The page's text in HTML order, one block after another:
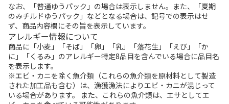
なお、「普通ゆうパック」の場合は表示しません。また、「夏期
のみチルドゆうパック」などとなる場合は、記号での表示はせ
ず、商品内容欄にその旨を表示しています。
アレルギー情報について
商品に「小麦」「そば」「卵」「乳」「落花生」「えび」「か
に」「くるみ」のアレルギー特定8品目を含んでいる場合に品目名
を表示します。
※エビ・カニを除く魚介類（これらの魚介類を原材料として製造
された加工品も含む）は、漁獲漁法によりエビ・カニが混じって
いる場合があります。 また、これらの魚介類は、エサとしてエ